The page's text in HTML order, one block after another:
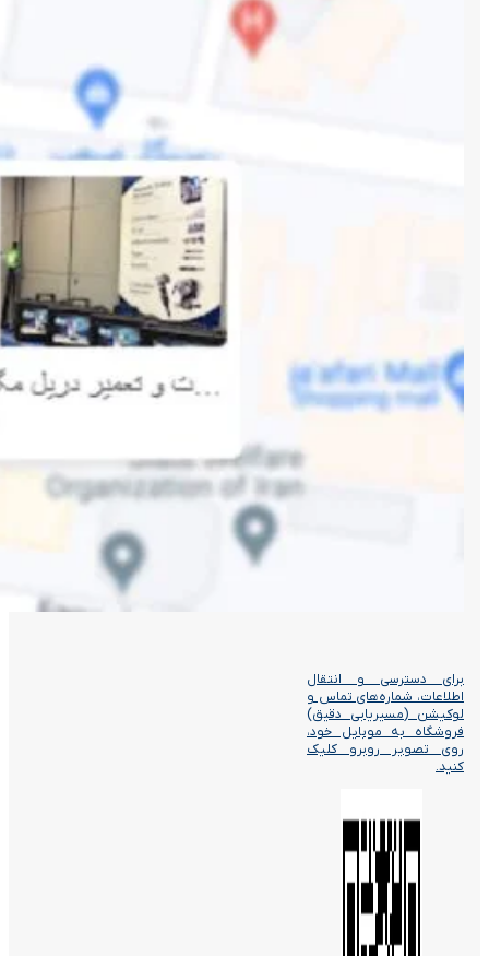
برای دسترسی و انتقال
اطلاعات، شماره‌های تماس و
لوکیشن (مسیریابی دقیق)
فروشگاه به موبایل خود،
روی تصویر روبرو کلیک
کنید.